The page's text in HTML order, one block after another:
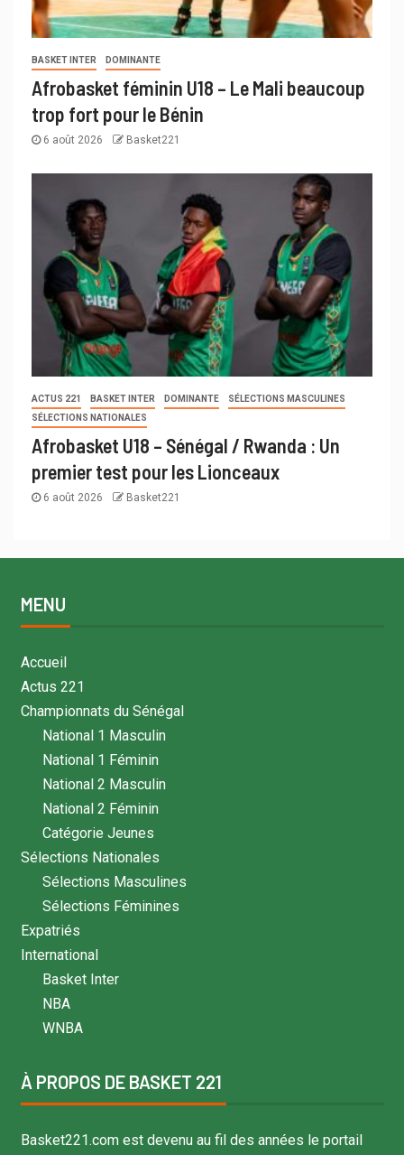
BASKET INTER DOMINANTE
Afrobasket féminin U18 – Le Mali beaucoup
trop fort pour le Bénin
6 août 2026 Basket221
ACTUS 221 BASKET INTER DOMINANTE
SÉLECTIONS MASCULINES
SÉLECTIONS NATIONALES
Afrobasket U18 – Sénégal / Rwanda : Un
premier test pour les Lionceaux
6 août 2026 Basket221
MENU
Accueil
Actus 221
Championnats du Sénégal
National 1 Masculin
National 1 Féminin
National 2 Masculin
National 2 Féminin
Catégorie Jeunes
Sélections Nationales
Sélections Masculines
Sélections Féminines
Expatriés
International
Basket Inter
NBA
WNBA
À PROPOS DE BASKET 221
Basket221.com est devenu au fil des années le portail